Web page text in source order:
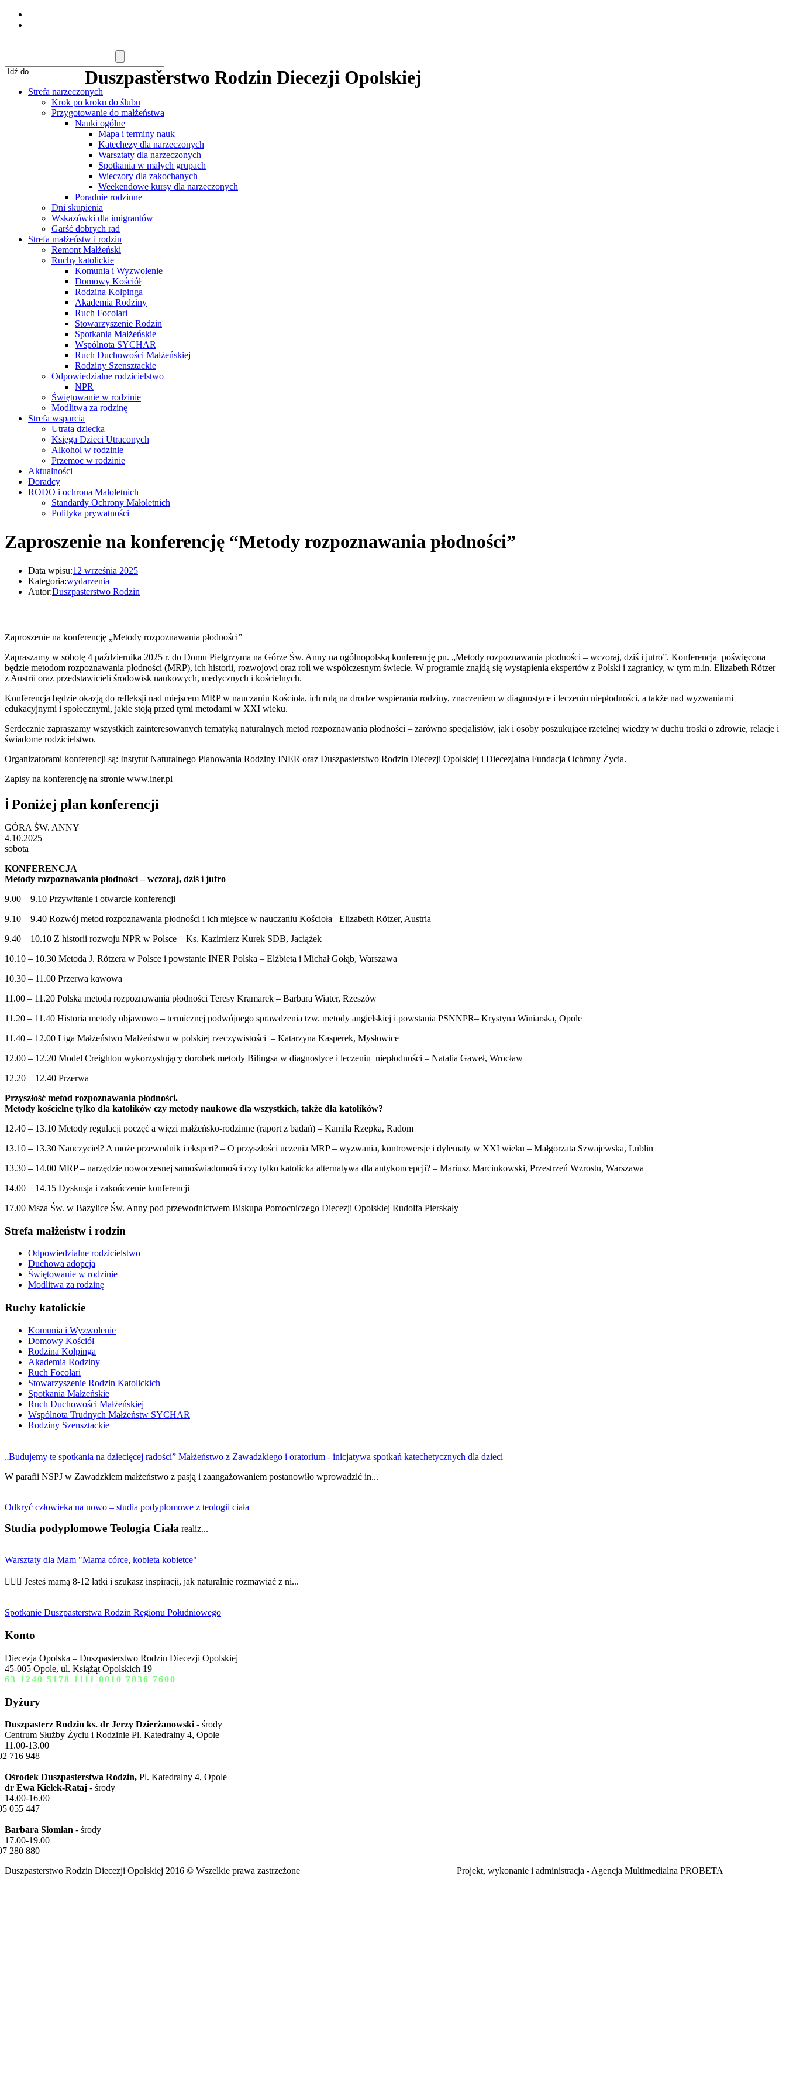
Duszpasterstwo Rodzin Diecezji Opolskiej
Strefa narzeczonych
Krok po kroku do ślubu
Przygotowanie do małżeństwa
Nauki ogólne
Mapa i terminy nauk
Katechezy dla narzeczonych
Warsztaty dla narzeczonych
Spotkania w małych grupach
Wieczory dla zakochanych
Weekendowe kursy dla narzeczonych
Poradnie rodzinne
Dni skupienia
Wskazówki dla imigrantów
Garść dobrych rad
Strefa małżeństw i rodzin
Remont Małżeński
Ruchy katolickie
Komunia i Wyzwolenie
Domowy Kościół
Rodzina Kolpinga
Akademia Rodziny
Ruch Focolari
Stowarzyszenie Rodzin
Spotkania Małżeńskie
Wspólnota SYCHAR
Ruch Duchowości Małżeńskiej
Rodziny Szensztackie
Odpowiedzialne rodzicielstwo
NPR
Świętowanie w rodzinie
Modlitwa za rodzinę
Strefa wsparcia
Utrata dziecka
Księga Dzieci Utraconych
Alkohol w rodzinie
Przemoc w rodzinie
Aktualności
Doradcy
RODO i ochrona Małoletnich
Standardy Ochrony Małoletnich
Polityka prywatności
Zaproszenie na konferencję “Metody rozpoznawania płodności”
Data wpisu:12 września 2025
Kategoria:wydarzenia
Autor:Duszpasterstwo Rodzin
Zaproszenie na konferencję „Metody rozpoznawania płodności”
Zapraszamy w sobotę 4 października 2025 r. do Domu Pielgrzyma na Górze Św. Anny na ogólnopolską konferencję pn. „Metody rozpoznawania płodności – wczoraj, dziś i jutro”. Konferencja poświęcona
będzie metodom rozpoznawania płodności (MRP), ich historii, rozwojowi oraz roli we współczesnym świecie. W programie znajdą się wystąpienia ekspertów z Polski i zagranicy, w tym m.in. Elizabeth Rötzer
z Austrii oraz przedstawicieli środowisk naukowych, medycznych i kościelnych.
Konferencja będzie okazją do refleksji nad miejscem MRP w nauczaniu Kościoła, ich rolą na drodze wspierania rodziny, znaczeniem w diagnostyce i leczeniu niepłodności, a także nad wyzwaniami
edukacyjnymi i społecznymi, jakie stoją przed tymi metodami w XXI wieku.
Serdecznie zapraszamy wszystkich zainteresowanych tematyką naturalnych metod rozpoznawania płodności – zarówno specjalistów, jak i osoby poszukujące rzetelnej wiedzy w duchu troski o zdrowie, relacje i
świadome rodzicielstwo.
Organizatorami konferencji są: Instytut Naturalnego Planowania Rodziny INER oraz Duszpasterstwo Rodzin Diecezji Opolskiej i Diecezjalna Fundacja Ochrony Życia.
Zapisy na konferencję na stronie www.iner.pl
ℹ️ Poniżej plan konferencji
GÓRA ŚW. ANNY
4.10.2025
sobota
KONFERENCJA
Metody rozpoznawania płodności – wczoraj, dziś i jutro
9.00 – 9.10 Przywitanie i otwarcie konferencji
9.10 – 9.40 Rozwój metod rozpoznawania płodności i ich miejsce w nauczaniu Kościoła– Elizabeth Rӧtzer, Austria
9.40 – 10.10 Z historii rozwoju NPR w Polsce – Ks. Kazimierz Kurek SDB, Jaciążek
10.10 – 10.30 Metoda J. Rӧtzera w Polsce i powstanie INER Polska – Elżbieta i Michał Gołąb, Warszawa
10.30 – 11.00 Przerwa kawowa
11.00 – 11.20 Polska metoda rozpoznawania płodności Teresy Kramarek – Barbara Wiater, Rzeszów
11.20 – 11.40 Historia metody objawowo – termicznej podwójnego sprawdzenia tzw. metody angielskiej i powstania PSNNPR– Krystyna Winiarska, Opole
11.40 – 12.00 Liga Małżeństwo Małżeństwu w polskiej rzeczywistości – Katarzyna Kasperek, Mysłowice
12.00 – 12.20 Model Creighton wykorzystujący dorobek metody Bilingsa w diagnostyce i leczeniu niepłodności – Natalia Gaweł, Wrocław
12.20 – 12.40 Przerwa
Przyszłość metod rozpoznawania płodności.
Metody kościelne tylko dla katolików czy metody naukowe dla wszystkich, także dla katolików?
12.40 – 13.10 Metody regulacji poczęć a więzi małżeńsko-rodzinne (raport z badań) – Kamila Rzepka, Radom
13.10 – 13.30 Nauczyciel? A może przewodnik i ekspert? – O przyszłości uczenia MRP – wyzwania, kontrowersje i dylematy w XXI wieku – Małgorzata Szwajewska, Lublin
13.30 – 14.00 MRP – narzędzie nowoczesnej samoświadomości czy tylko katolicka alternatywa dla antykoncepcji? – Mariusz Marcinkowski, Przestrzeń Wzrostu, Warszawa
14.00 – 14.15 Dyskusja i zakończenie konferencji
17.00 Msza Św. w Bazylice Św. Anny pod przewodnictwem Biskupa Pomocniczego Diecezji Opolskiej Rudolfa Pierskały
Strefa małżeństw i rodzin
Odpowiedzialne rodzicielstwo
Duchowa adopcja
Świętowanie w rodzinie
Modlitwa za rodzinę
Ruchy katolickie
Komunia i Wyzwolenie
Domowy Kościół
Rodzina Kolpinga
Akademia Rodziny
Ruch Focolari
Stowarzyszenie Rodzin Katolickich
Spotkania Małżeńskie
Ruch Duchowości Małżeńskiej
Wspólnota Trudnych Małżeństw SYCHAR
Rodziny Szensztackie
„Budujemy te spotkania na dziecięcej radości” Małżeństwo z Zawadzkiego i oratorium - inicjatywa spotkań katechetycznych dla dzieci
W parafii NSPJ w Zawadzkiem małżeństwo z pasją i zaangażowaniem postanowiło wprowadzić in...
Odkryć człowieka na nowo – studia podyplomowe z teologii ciała
Studia podyplomowe Teologia Ciała realiz...
Warsztaty dla Mam "Mama córce, kobieta kobietce"
👩‍❤️‍👩 Jesteś mamą 8-12 latki i szukasz inspiracji, jak naturalnie rozmawiać z ni...
Spotkanie Duszpasterstwa Rodzin Regionu Południowego
Konto
Diecezja Opolska – Duszpasterstwo Rodzin Diecezji Opolskiej
45-005 Opole, ul. Książąt Opolskich 19
63 1240 5178 1111 0010 7036 7600
Dyżury
Duszpasterz Rodzin ks. dr Jerzy Dzierżanowski - środy
Centrum Służby Życiu i Rodzinie Pl. Katedralny 4, Opole
11.00-13.00
716 948
Ośrodek Duszpasterstwa Rodzin, Pl. Katedralny 4, Opole
dr Ewa Kiełek-Rataj - środy
14.00-16.00
055 447
Barbara Słomian - środy
17.00-19.00
280 880
Duszpasterstwo Rodzin Diecezji Opolskiej 2016 © Wszelkie prawa zastrzeżone Projekt, wykonanie i administracja - Agencja Multimedialna PROBETA